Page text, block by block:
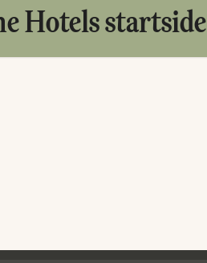
Hotels startside